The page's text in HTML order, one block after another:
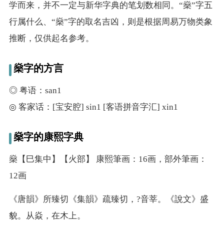
学而来，并不一定与新华字典的笔划数相同。“燊”字五
行属什么、“燊”字的取名吉凶，则是根据周易万物类象
推断，仅供起名参考。
燊字的方言
◎ 粤语：san1
◎ 客家话：[宝安腔] sin1 [客语拼音字汇] xin1
燊字的康熙字典
燊【巳集中】【火部】 康熙筆画：16画，部外筆画：
12画
《唐韻》所臻切《集韻》疏臻切，?音莘。《說文》盛
貌。从焱，在木上。